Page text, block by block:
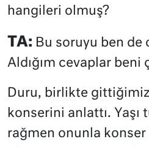
hangileri olmuş?
TA: Bu soruyu ben de
Aldığım cevaplar beni
Duru, birlikte
konserini anlattı. Yaşı
rağmen onunla konser